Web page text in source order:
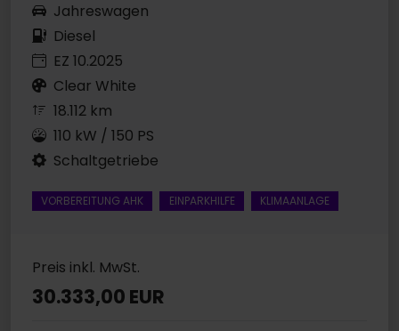
Jahreswagen
Diesel
EZ 10.2025
Clear White
18.112 km
110 kW / 150 PS
Schaltgetriebe
VORBEREITUNG AHK EINPARKHILFE KLIMAANLAGE
Preis inkl. MwSt.
30.333,00 EUR